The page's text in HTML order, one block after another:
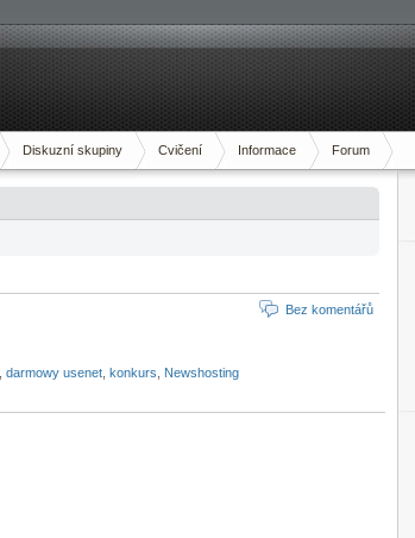
Diskuzní skupiny Cvičení Informace Forum
Bez komentářů
darmowy usenet konkurs Newshosting